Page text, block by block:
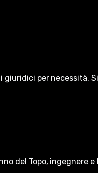
per necessità.
del Topo, ingegnere